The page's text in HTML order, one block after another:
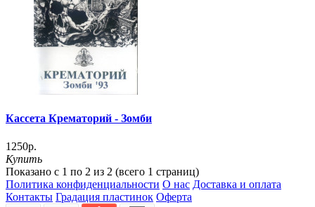
Кассета Крематорий - Зомби
1250р.
Купить
Показано с 1 по 2 из 2 (всего 1 страниц)
Политика конфиденциальности О нас Доставка и оплата
Контакты Градация пластинок Оферта